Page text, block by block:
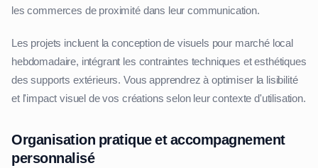
les commerces de proximité dans leur communication.
Les projets incluent la conception de visuels pour marché local
hebdomadaire, intégrant les contraintes techniques et esthétiques
des supports extérieurs. Vous apprendrez à optimiser la lisibilité
et l'impact visuel de vos créations selon leur contexte d'utilisation.
Organisation pratique et accompagnement
personnalisé